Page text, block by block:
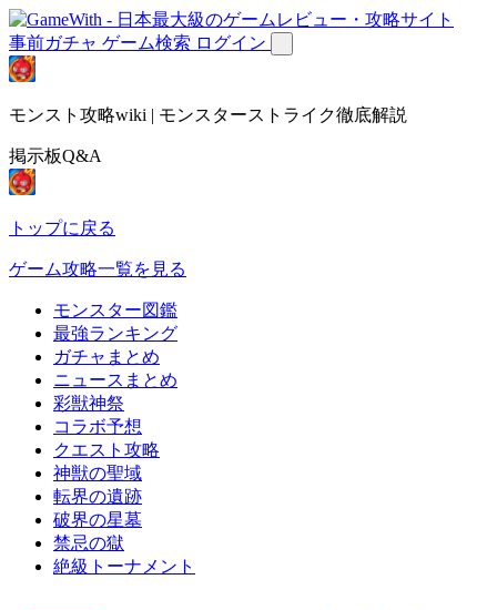
事前ガチャ ゲーム検索 ログイン
モンスト攻略wiki | モンスターストライク徹底解説
掲示板Q&A
トップに戻る
ゲーム攻略一覧を見る
モンスター図鑑
最強ランキング
ガチャまとめ
ニュースまとめ
彩獣神祭
コラボ予想
クエスト攻略
神獣の聖域
転界の遺跡
破界の星墓
禁忌の獄
絶級トーナメント